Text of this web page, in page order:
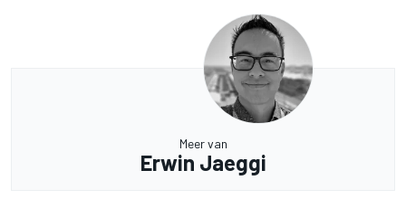
Meer van
Erwin Jaeggi